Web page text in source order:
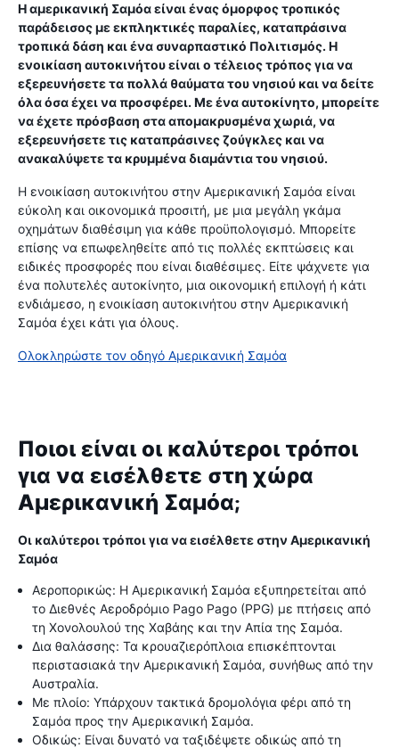
Η αμερικανική Σαμόα είναι ένας όμορφος τροπικός
παράδεισος με εκπληκτικές παραλίες, καταπράσινα
τροπικά δάση και ένα συναρπαστικό Πολιτισμός. Η
ενοικίαση αυτοκινήτου είναι ο τέλειος τρόπος για να
εξερευνήσετε τα πολλά θαύματα του νησιού και να δείτε
όλα όσα έχει να προσφέρει. Με ένα αυτοκίνητο, μπορείτε
να έχετε πρόσβαση στα απομακρυσμένα χωριά, να
εξερευνήσετε τις καταπράσινες ζούγκλες και να
ανακαλύψετε τα κρυμμένα διαμάντια του νησιού.
Η ενοικίαση αυτοκινήτου στην Αμερικανική Σαμόα είναι
εύκολη και οικονομικά προσιτή, με μια μεγάλη γκάμα
οχημάτων διαθέσιμη για κάθε προϋπολογισμό. Μπορείτε
επίσης να επωφεληθείτε από τις πολλές εκπτώσεις και
ειδικές προσφορές που είναι διαθέσιμες. Είτε ψάχνετε για
ένα πολυτελές αυτοκίνητο, μια οικονομική επιλογή ή κάτι
ενδιάμεσο, η ενοικίαση αυτοκινήτου στην Αμερικανική
Σαμόα έχει κάτι για όλους.
Ολοκληρώστε τον οδηγό Αμερικανική Σαμόα
Ποιοι είναι οι καλύτεροι τρόποι
για να εισέλθετε στη χώρα
Αμερικανική Σαμόα;
Οι καλύτεροι τρόποι για να εισέλθετε στην Αμερικανική
Σαμόα
Αεροπορικώς: Η Αμερικανική Σαμόα εξυπηρετείται από
το Διεθνές Αεροδρόμιο Pago Pago (PPG) με πτήσεις από
τη Χονολουλού της Χαβάης και την Απία της Σαμόα.
Δια θαλάσσης: Τα κρουαζιερόπλοια επισκέπτονται
περιστασιακά την Αμερικανική Σαμόα, συνήθως από την
Αυστραλία.
Με πλοίο: Υπάρχουν τακτικά δρομολόγια φέρι από τη
Σαμόα προς την Αμερικανική Σαμόα.
Οδικώς: Είναι δυνατό να ταξιδέψετε οδικώς από τη